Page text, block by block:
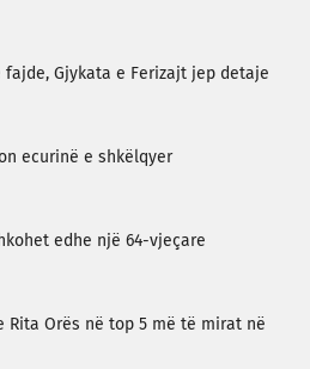
Gjykata e Ferizajt jep detaje
ecurinë e shkëlqyer
edhe një 64-vjeçare
Rita Orës në top 5 më të mirat në